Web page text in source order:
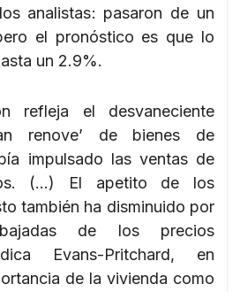
analistas: pasaron de un
el pronóstico es que lo
un 2.9%.
refleja el desvaneciente
renove’ de bienes de
impulsado las ventas de
(…) El apetito de los
también ha disminuido por
de los precios
Evans-Pritchard, en
de la vivienda como